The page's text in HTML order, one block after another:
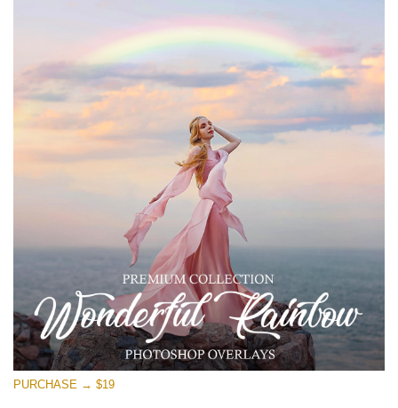
(1783 Overlays)
Large 6000*4000px
무료 다운로드
PURCHASE → $19